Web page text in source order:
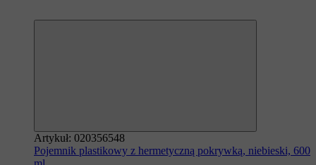
Artykuł: 020356548
Pojemnik plastikowy z hermetyczną pokrywką, niebieski, 600